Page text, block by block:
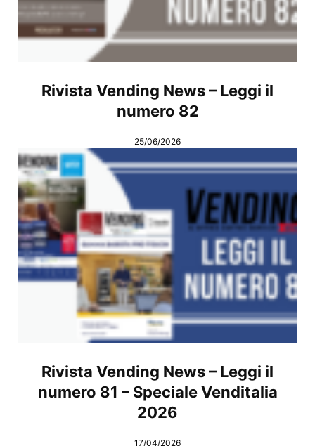
Rivista Vending News – Leggi il
numero 82
25/06/2026
Rivista Vending News – Leggi il
numero 81 – Speciale Venditalia
2026
17/04/2026